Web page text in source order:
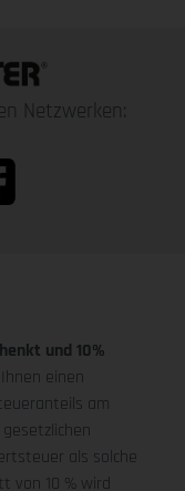
Netzwerken:
und 10%
einen
am
als solche
von 10 % wird